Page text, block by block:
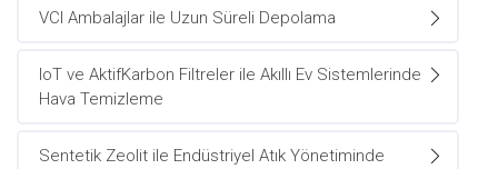
VCI Ambalajlar ile Uzun Süreli Depolama
IoT ve AktifKarbon Filtreler ile Akıllı Ev Sistemlerinde
Hava Temizleme
Sentetik Zeolit ile Endüstriyel Atık Yönetiminde